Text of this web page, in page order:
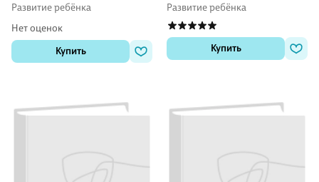
Развитие ребёнка
Нет оценок
Купить
Развитие ребёнка
Купить